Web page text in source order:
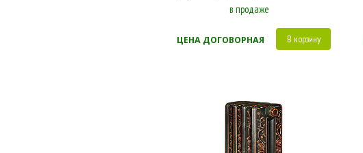
в продаже
ЦЕНА ДОГОВОРНАЯ В корзину